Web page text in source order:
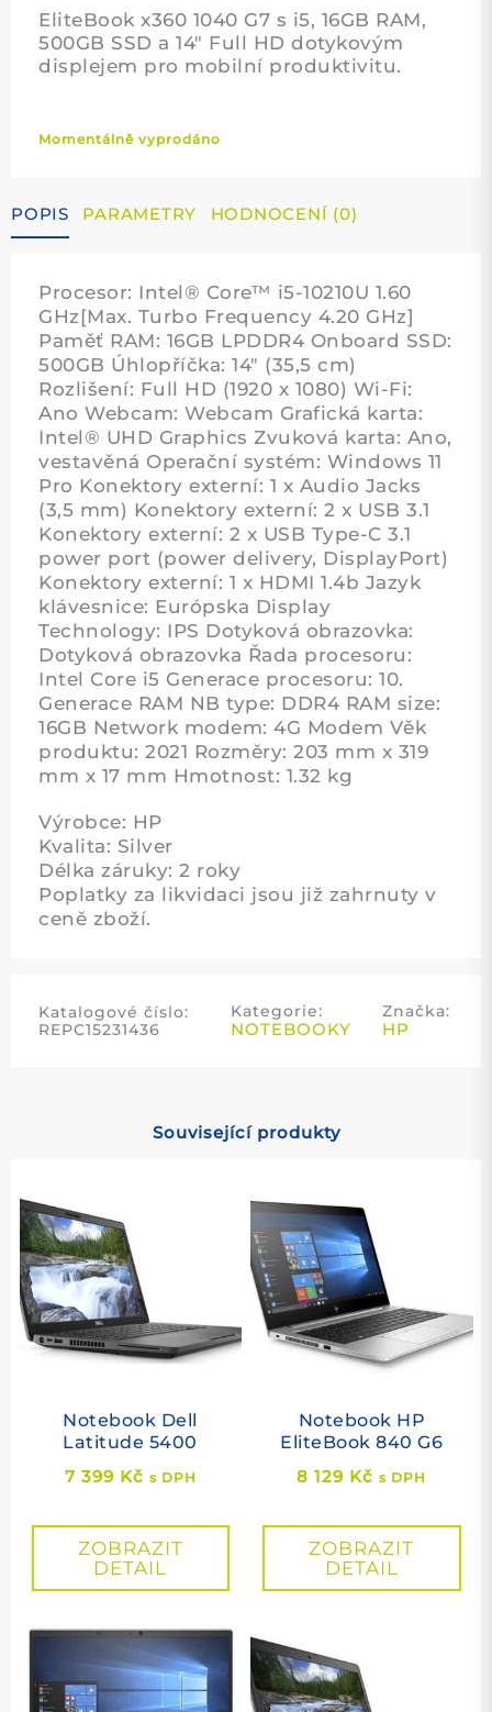
EliteBook x360 1040 G7 s i5, 16GB RAM,
500GB SSD a 14″ Full HD dotykovým
displejem pro mobilní produktivitu.
Momentálně vyprodáno
POPIS PARAMETRY HODNOCENÍ (0)
Procesor: Intel® Core™ i5-10210U 1.60
GHz[Max. Turbo Frequency 4.20 GHz]
Paměť RAM: 16GB LPDDR4 Onboard SSD:
500GB Úhlopříčka: 14" (35,5 cm)
Rozlišení: Full HD (1920 x 1080) Wi-Fi:
Ano Webcam: Webcam Grafická karta:
Intel® UHD Graphics Zvuková karta: Ano,
vestavěná Operační systém: Windows 11
Pro Konektory externí: 1 x Audio Jacks
(3,5 mm) Konektory externí: 2 x USB 3.1
Konektory externí: 2 x USB Type-C 3.1
power port (power delivery, DisplayPort)
Konektory externí: 1 x HDMI 1.4b Jazyk
klávesnice: Európska Display
Technology: IPS Dotyková obrazovka:
Dotyková obrazovka Řada procesoru:
Intel Core i5 Generace procesoru: 10.
Generace RAM NB type: DDR4 RAM size:
16GB Network modem: 4G Modem Věk
produktu: 2021 Rozměry: 203 mm x 319
mm x 17 mm Hmotnost: 1.32 kg
Výrobce: HP
Kvalita: Silver
Délka záruky: 2 roky
Poplatky za likvidaci jsou již zahrnuty v
ceně zboží.
Katalogové číslo:
REPC15231436
Kategorie:
NOTEBOOKY
Značka:
HP
Související produkty
Notebook Dell
Latitude 5400
7 399 Kč s DPH
ZOBRAZIT
DETAIL
Notebook HP
EliteBook 840 G6
8 129 Kč s DPH
ZOBRAZIT
DETAIL